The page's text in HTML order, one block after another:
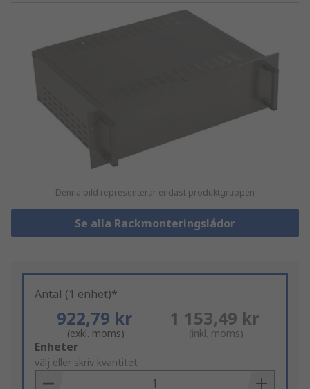
Denna bild representerar endast produktgruppen
Se alla Rackmonteringslådor
Antal (1 enhet)*
922,79 kr
(exkl. moms)
1 153,49 kr
(inkl. moms)
Add
to
Basket
Enheter
välj eller skriv kvantitet